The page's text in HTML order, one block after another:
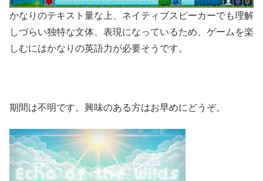
かなりのテキスト量な上、ネイティブスピーカーでも理解
しづらい独特な文体、表現になっているため、ゲームを楽
しむにはかなりの英語力が必要そうです。
期間は不明です。興味のある方はお早めにどうぞ。